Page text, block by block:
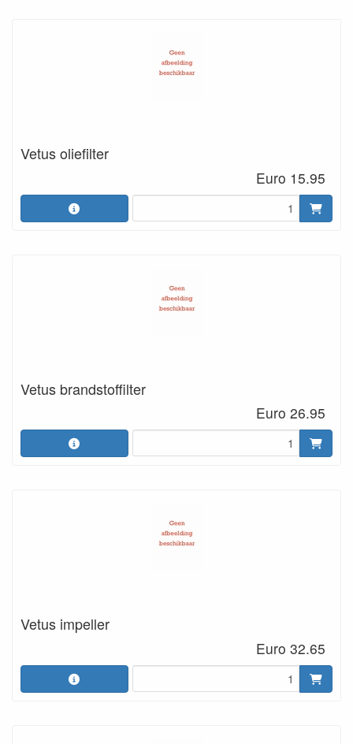
Vetus oliefilter
Euro 15.95
Vetus brandstoffilter
Euro 26.95
Vetus impeller
Euro 32.65